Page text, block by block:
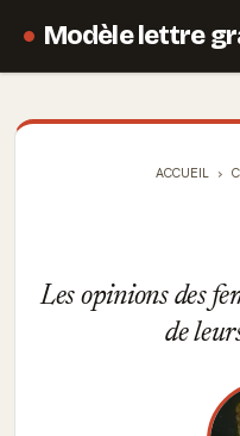
Modèle lettre
ACCUEIL
Les opinions des
de